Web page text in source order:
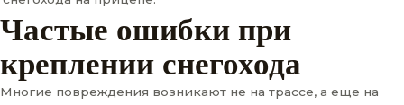
Частые ошибки при
креплении снегохода
Многие повреждения возникают не на трассе, а еще на